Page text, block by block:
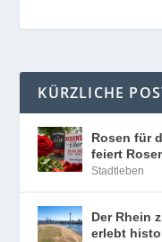
KÜRZLICHE
Rosen für
feiert
Stadtleben
Der Rhein
erlebt